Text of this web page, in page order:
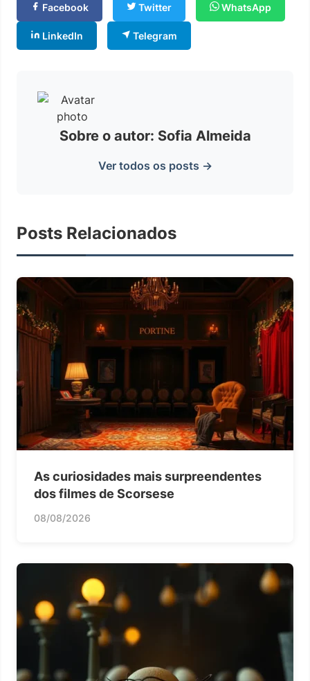
Facebook Twitter WhatsApp
LinkedIn Telegram
Sobre o autor: Sofia Almeida
Ver todos os posts →
Posts Relacionados
As curiosidades mais surpreendentes
dos filmes de Scorsese
08/08/2026